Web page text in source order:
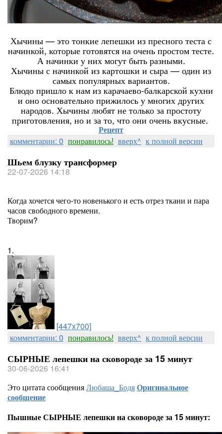
Хычины — это тонкие лепешки из пресного теста с
начинкой, которые готовятся на очень простом тесте.
А начинки у них могут быть разными.
Хычины с начинкой из картошки и сыра — один из
самых популярных вариантов.
Блюдо пришло к нам из карачаево-балкарской кухни
и оно основательно прижилось у многих других
народов. Хычины любят не только за простоту
приготовления, но и за то, что они очень вкусные.
Рецепт
комментарии: 0 понравилось! вверх^ к полной версии
Шьем блузку трансформер
22-07-2026 14:18
Когда хочется чего-то новенького и есть отрез ткани и пара
часов свободного времени.
Творим?
1.
[447x700]
комментарии: 0 понравилось! вверх^ к полной версии
СЫРНЫЕ лепешки на сковороде за 15 минут
30-06-2026 16:41
Это цитата сообщенияЛюбаша_БодяОригинальное
сообщение
Пышные СЫРНЫЕ лепешки на сковороде за 15 минут: